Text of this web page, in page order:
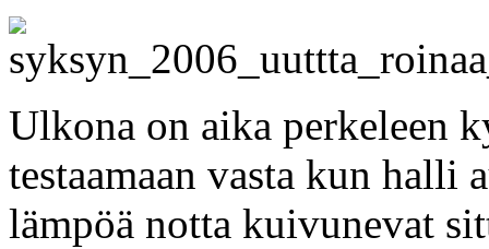
Ulkona on aika perkeleen
testaamaan vasta kun halli
lämpöä notta kuivunevat